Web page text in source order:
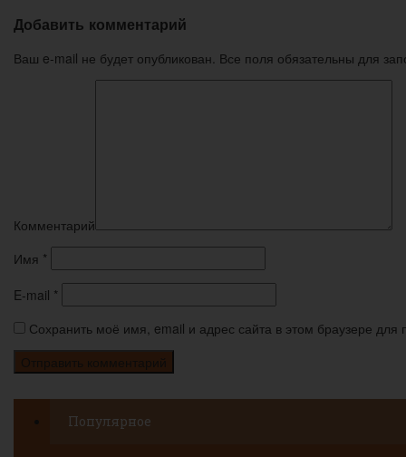
Добавить комментарий
Ваш e-mail не будет опубликован. Все поля обязательны для
Комментарий
Имя *
E-mail *
Сохранить моё имя, email и адрес сайта в этом браузере
Популярное